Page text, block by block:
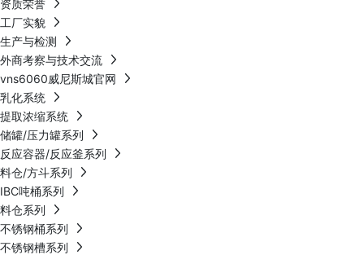
资质荣誉
工厂实貌
生产与检测
外商考察与技术交流
vns6060威尼斯城官网
乳化系统
提取浓缩系统
储罐/压力罐系列
反应容器/反应釜系列
料仓/方斗系列
IBC吨桶系列
料仓系列
不锈钢桶系列
不锈钢槽系列